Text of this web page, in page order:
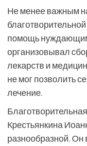
Не менее важным
помощь
организовывал
лекарств и
не мог позволить
лечение.
Крестьянкина
разнообразной. Он